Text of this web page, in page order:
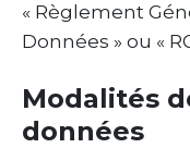
« Règlement
Données » ou «
Modalités
données